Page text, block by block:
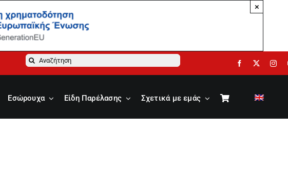
×
Αναζήτηση
Εσώρουχα Είδη Παρέλασης Σχετικά με εμάς